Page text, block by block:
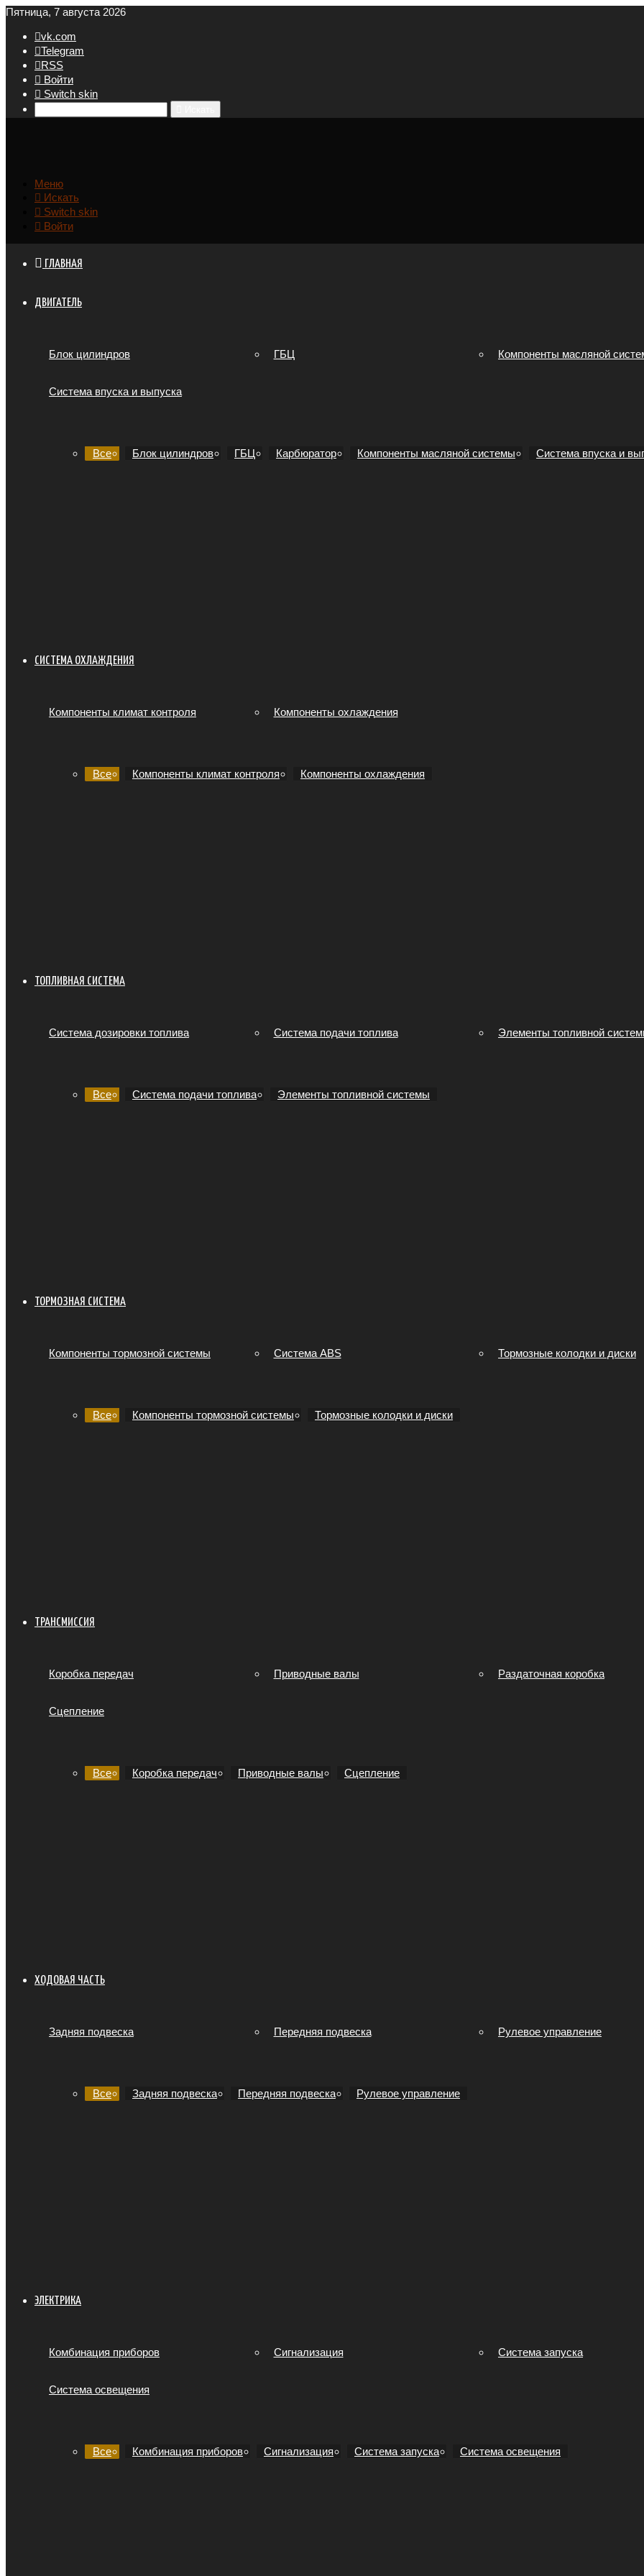
Пятница, 7 августа 2026
vk.com
Telegram
RSS
Войти
Switch skin
Меню
Искать
Switch skin
Войти
ГЛАВНАЯ
ДВИГАТЕЛЬ
Блок цилиндров ГБЦ Компоненты масляной
Система впуска и выпуска
Все Блок цилиндров ГБЦ Карбюратор Компоненты масляной системы Система впуска и
СИСТЕМА ОХЛАЖДЕНИЯ
Компоненты климат контроля Компоненты охлаждения
Все Компоненты климат контроля Компоненты охлаждения
ТОПЛИВНАЯ СИСТЕМА
Система дозировки топлива Система подачи топлива Элементы топливной
Все Система подачи топлива Элементы топливной системы
ТОРМОЗНАЯ СИСТЕМА
Компоненты тормозной системы Система ABS Тормозные колодки и диски
Все Компоненты тормозной системы Тормозные колодки и диски
ТРАНСМИССИЯ
Коробка передач Приводные валы Раздаточная коробка
Сцепление
Все Коробка передач Приводные валы Сцепление
ХОДОВАЯ ЧАСТЬ
Задняя подвеска Передняя подвеска Рулевое управление
Все Задняя подвеска Передняя подвеска Рулевое управление
ЭЛЕКТРИКА
Комбинация приборов Сигнализация Система запуска
Система освещения
Все Комбинация приборов Сигнализация Система запуска Система освещения